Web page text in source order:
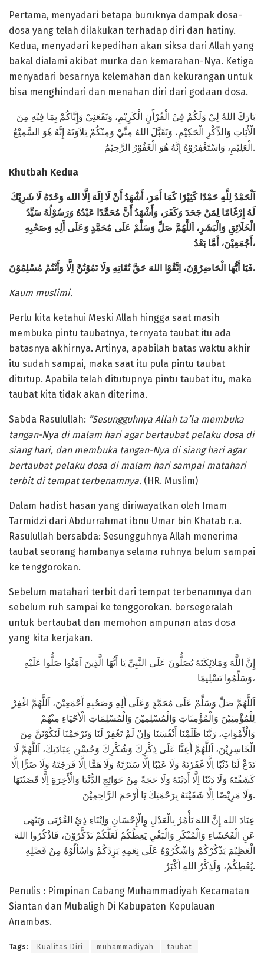
Pertama, menyadari betapa buruknya dampak dosa-
dosa yang telah dilakukan terhadap diri dan hatiny.
Kedua, menyadari kepedihan akan siksa dari Allah yang
bakal dialami akibat murka dan kemarahan-Nya. Ketiga
menyadari besarnya kelemahan dan kekurangan untuk
bisa menghindari dan menahan diri dari godaan dosa.
بَارَكَ اللهُ لِيْ وَلَكُمْ فِيْ الْقُرْأَنِ الْكَرِيْمِ، وَنَفَعَنِيْ وَإِيَّاكُمْ بِمَا فِيْهِ مِنَ
الْأَيَاتِ وَالذِّكْرِ الْحَكِيْمِ، وَتَقَبَّلَ اللهُ مِنِّيْ وَمِنْكُمْ تِلاَوَتَهُ إِنَّهُ هُوَ السَّمِيْعُ
الْعَلِيْمِ، وَاسْتَغْفِرُوْهُ إِنَّهُ هُوَ الْغَفُوْرُ الرَّحِيْمُ.
Khutbah Kedua
اَلْحَمْدُ لِلَّهِ حَمْدًا كَثِيْرًا كَمَا أَمَرَ، أَشْهَدُ أَنْ لَا اِلَهَ اِلَّا الله وَحْدَهُ لَا شَرِيْكَ
لَهُ إِرْغَامًا لِمَنْ جَحَدَ وَكَفَرَ، وَأَشْهَدُ أَنَّ مُحَمَّدًا عَبْدُهُ وَرَسُوْلُهُ سَيِّدُ
الْخَلَائِقِ وَالْبَشَرِ، اَللَّهُمَّ صَلِّ وَسَلِّمْ عَلَى مُحَمَّدٍ وَعَلَى أَلِهِ وَصَحْبِهِ
أَجْمَعِيْنَ، أَمَّا بَعْدُ،
فَيَا أَيُّهَا الْحَاضِرُوْنَ، اِتَّقُوْا اللهَ حَقَّ تُقَاتِهِ وَلَا تَمُوْتُنَّ اِلَّا وَأَنْتُمْ مُسْلِمُوْنَ.
Kaum muslimi.
Perlu kita ketahui Meski Allah hingga saat masih
membuka pintu taubatnya, ternyata taubat itu ada
batasnya akhirnya. Artinya, apabilah batas waktu akhir
itu sudah sampai, maka saat itu pula pintu taubat
ditutup. Apabila telah ditutupnya pintu taubat itu, maka
taubat kita tidak akan diterima.
Sabda Rasulullah: ”Sesungguhnya Allah ta’la membuka
tangan-Nya di malam hari agar bertaubat pelaku dosa di
siang hari, dan membuka tangan-Nya di siang hari agar
bertaubat pelaku dosa di malam hari sampai matahari
terbit di tempat terbenamnya. (HR. Muslim)
Dalam hadist hasan yang diriwayatkan oleh Imam
Tarmidzi dari Abdurrahmat ibnu Umar bin Khatab r.a.
Rasulullah bersabda: Sesungguhnya Allah menerima
taubat seorang hambanya selama ruhnya belum sampai
ke tenggorokan.
Sebelum matahari terbit dari tempat terbenamnya dan
sebelum ruh sampai ke tenggorokan. bersegeralah
untuk bertaubat dan memohon ampunan atas dosa
yang kita kerjakan.
وَسَلِّمُوا تَسْلِيمًا،
اَللَّهُمَّ صَلِّ وَسَلِّمْ عَلَى مُحَمَّدٍ وَعَلَى أَلِهِ وَصَحْبِهِ أَجْمَعِيْنَ، اَللَّهُمَّ اغْفِرْ
لِلْمُؤْمِنِيْنَ وَالْمُؤْمِنَاتِ وَالْمُسْلِمِيْنَ وَالْمُسْلِمَاتِ الْأَحْيَاءِ مِنْهُمْ
وَالْأَمْوَاتِ، رَبَّنَا ظَلَمْنَا أَنْفُسَنَا وَاِنْ لَمْ تَغْفِرْ لَنَا وَتَرْحَمْنَا لَنَكُوْنَنَّ مِنَ
الْخَاسِرِيْنَ، اَللَّهُمَّ أَعِنَّا عَلَى ذِكْرِكَ وَشُكْرِكَ وَحُسْنِ عِبَادَتِكَ، اَللَّهُمَّ لَا
تَدَعْ لَنَا ذَنْبًا اِلَّا غَفَرْتَهُ وَلَا عَيْبًا اِلَّا سَتَرْتَهُ وَلَا هَمًّا اِلَّا فَرَجْتَهُ وَلَا ضَرًّا اِلَّا
كَشَفْتَهُ وَلَا دَيْنًا اِلَّا أَدَيْتَهُ وَلَا حَجَةً مِنْ حَوَائِجِ الدُّنْيَا وَالْأَخِرَةِ اِلَّا قَضَيْتَهَا
وَلَا مَرِيْضًا اِلَّا شَفَيْتَهُ بِرَحْمَتِكَ يَا أَرْحَمَ الرَّاحِمِيْنَ.
عِبَادَ الله إِنَّ اللهَ يَأْمُرُ بِالْعَدْلِ وِالْإِحْسَانِ وَاِيْتَاءِ ذِيْ القُرْبَى وَيَنْهَى
عَنِ الْفَحْشَاءِ وَالْمُنْكَرِ وَالْبَغْيِ يَعِظُكُمْ لَعَلَّكُمْ تَذَكَّرُوْنَ، فَاذْكُرُوا اللهَ
الْعَظِيْمَ يَذْكُرْكُمْ وَاشْكُرُوْهُ عَلَى نِعَمِهِ يَزِدْكُمْ وَاسْأَلُوْهُ مِنْ فَضْلِهِ
يُعْطِكُمْ، وَلَذِكْرُ اللهِ أَكْبَرُ.
Penulis : Pimpinan Cabang Muhammadiyah Kecamatan
Siantan dan Mubaligh Di Kabupaten Kepulauan
Anambas.
Tags: Kualitas Diri muhammadiyah taubat